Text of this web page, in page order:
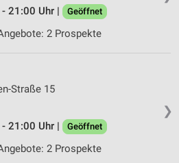
21:00 Uhr |
Geöffnet
2 Prospekte
❯
Straße 15
21:00 Uhr |
Geöffnet
2 Prospekte